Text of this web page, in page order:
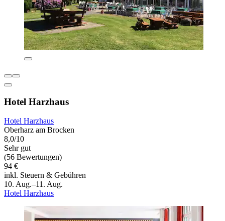
Hotel Harzhaus
Hotel Harzhaus
Oberharz am Brocken
8,0/10
Sehr gut
(56 Bewertungen)
94 €
inkl. Steuern & Gebühren
10. Aug.–11. Aug.
Hotel Harzhaus